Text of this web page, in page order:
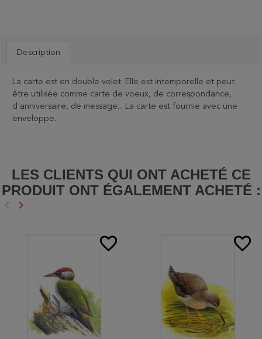
Description
La carte est en double volet. Elle est intemporelle et peut
être utilisée comme carte de voeux, de correspondance,
d'anniversaire, de message... La carte est fournie avec une
enveloppe.
LES CLIENTS QUI ONT ACHETÉ CE
PRODUIT ONT ÉGALEMENT ACHETÉ :
Précédent
keyboard_arrow_left Suivant
keyboard_arrow_right
favorite_border favorite_border